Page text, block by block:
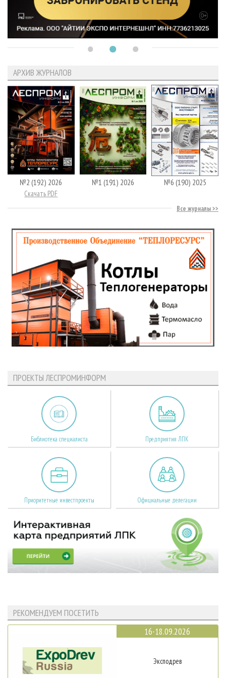
АРХИВ ЖУРНАЛОВ
№2 (192) 2026
Скачать PDF
№1 (191) 2026 №6 (190) 2025
Все журналы
ПРОЕКТЫ ЛЕСПРОМИНФОРМ
Библиотека специалиста Предприятия ЛПК
Приоритетные инвестпроекты Официальные делегации
РЕКОМЕНДУЕМ ПОСЕТИТЬ
16-18.09.2026
Эксподрев